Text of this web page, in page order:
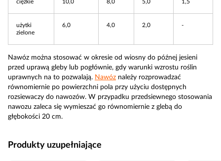
ciężkie 10,0 8,0 5,0 1,5
użytki
zielone
6,0 4,0 2,0 -
Nawóz można stosować w okresie od wiosny do późnej jesieni
przed uprawą gleby lub pogłównie, gdy warunki wzrostu roślin
uprawnych na to pozwalają. Nawóz należy rozprowadzać
równomiernie po powierzchni pola przy użyciu dostępnych
rozsiewaczy do nawozów. W przypadku przedsiewnego stosowania
nawozu zaleca się wymieszać go równomiernie z glebą do
głębokości 20 cm.
Produkty uzupełniające